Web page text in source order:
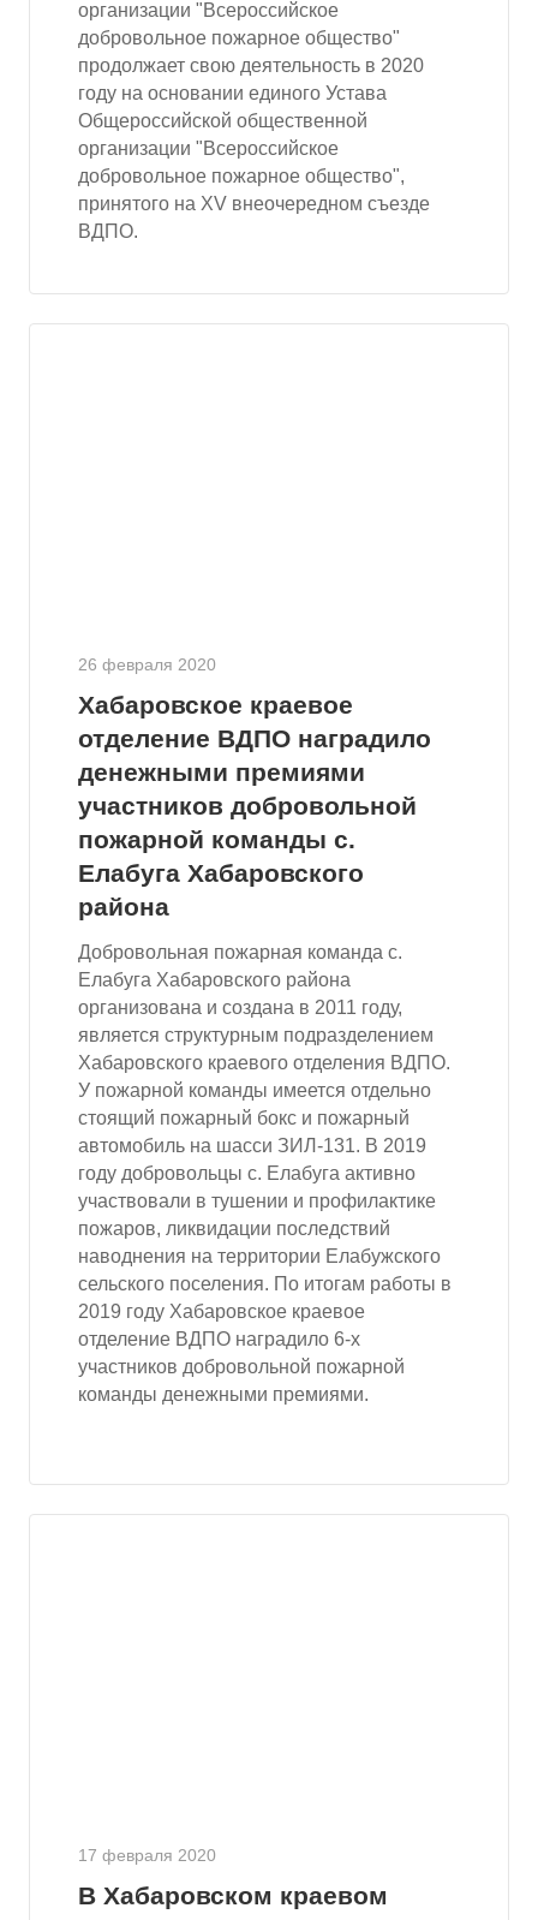
организации "Всероссийское
добровольное пожарное общество"
продолжает свою деятельность в 2020
году на основании единого Устава
Общероссийской общественной
организации "Всероссийское
добровольное пожарное общество",
принятого на XV внеочередном съезде
ВДПО.
26 февраля 2020
Хабаровское краевое
отделение ВДПО наградило
денежными премиями
участников добровольной
пожарной команды с.
Елабуга Хабаровского
района
Добровольная пожарная команда с.
Елабуга Хабаровского района
организована и создана в 2011 году,
является структурным подразделением
Хабаровского краевого отделения ВДПО.
У пожарной команды имеется отдельно
стоящий пожарный бокс и пожарный
автомобиль на шасси ЗИЛ-131. В 2019
году добровольцы с. Елабуга активно
участвовали в тушении и профилактике
пожаров, ликвидации последствий
наводнения на территории Елабужского
сельского поселения. По итогам работы в
2019 году Хабаровское краевое
отделение ВДПО наградило 6-х
участников добровольной пожарной
команды денежными премиями.
17 февраля 2020
В Хабаровском краевом